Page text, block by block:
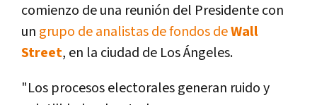
comienzo de una reunión del Presidente con
un grupo de analistas de fondos deWall
Street, en la ciudad de Los Ángeles.
"Los procesos electorales generan ruido y